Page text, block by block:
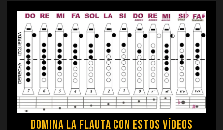
Domina la Flauta con Estos Vídeos